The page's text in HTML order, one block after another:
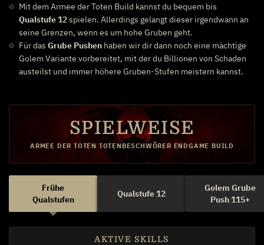
Mit dem Armee der Toten Build kannst du bequem bis
Qualstufe 12spielen. Allerdings gelangt dieser irgendwann an
seine Grenzen, wenn es um hohe Gruben geht.
Für dasGrube Pushen haben wir dir dann noch eine mächtige
Golem Variante vorbereitet, mit der du Billionen von Schaden
austeilst und immer höhere Gruben-Stufen meistern kannst.
SPIELWEISE
ARMEE DER TOTEN TOTENBESCHWÖRER ENDGAME BUILD
Frühe
Qualstufen
Qualstufe 12
Golem Grube
Push 115+
AKTIVE SKILLS